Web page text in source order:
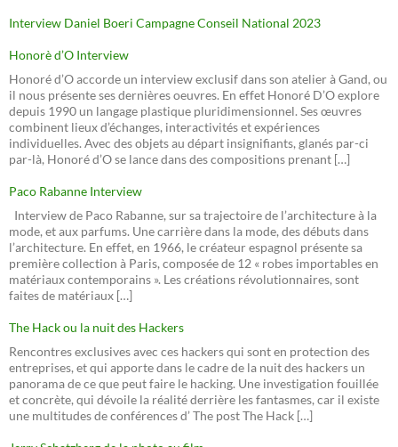
Interview Daniel Boeri Campagne Conseil National 2023
Honorè d’O Interview
Honoré d’O accorde un interview exclusif dans son atelier à Gand, ou
il nous présente ses dernières oeuvres. En effet Honoré D’O explore
depuis 1990 un langage plastique pluridimensionnel. Ses œuvres
combinent lieux d’échanges, interactivités et expériences
individuelles. Avec des objets au départ insignifiants, glanés par-ci
par-là, Honoré d’O se lance dans des compositions prenant […]
Paco Rabanne Interview
Interview de Paco Rabanne, sur sa trajectoire de l’architecture à la
mode, et aux parfums. Une carrière dans la mode, des débuts dans
l’architecture. En effet, en 1966, le créateur espagnol présente sa
première collection à Paris, composée de 12 « robes importables en
matériaux contemporains ». Les créations révolutionnaires, sont
faites de matériaux […]
The Hack ou la nuit des Hackers
Rencontres exclusives avec ces hackers qui sont en protection des
entreprises, et qui apporte dans le cadre de la nuit des hackers un
panorama de ce que peut faire le hacking. Une investigation fouillée
et concrète, qui dévoile la réalité derrière les fantasmes, car il existe
une multitudes de conférences d’ The post The Hack […]